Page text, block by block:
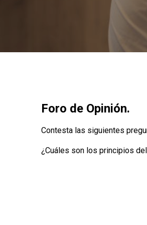
Foro de Opinión.
Contesta las siguientes
¿Cuáles son los principios